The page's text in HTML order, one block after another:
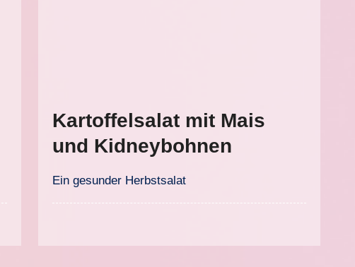
Kartoffelsalat mit Mais
und Kidneybohnen
Ein gesunder Herbstsalat